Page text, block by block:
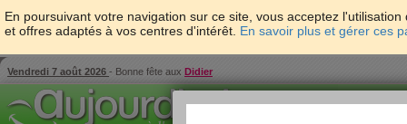
En poursuivant votre navigation sur ce site, vous acceptez
et offres adaptés à vos centres d'intérêt. En savoir plus et gérer ces
Vendredi 7 août 2026 - Bonne fête aux Didier